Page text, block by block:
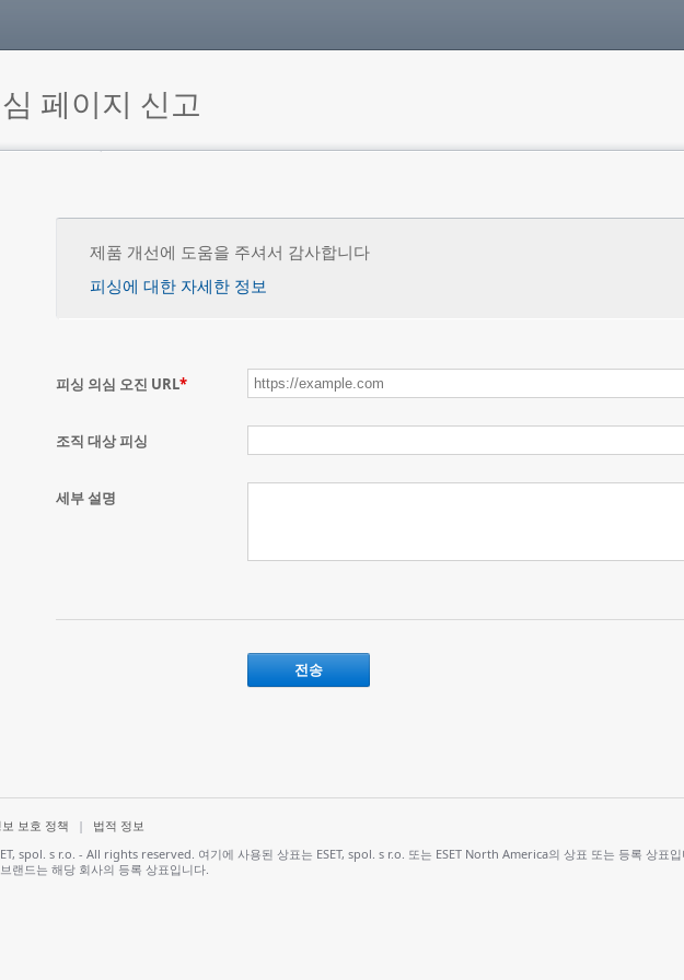
페이지 신고
제품 개선에 도움을 주셔서 감사합니다
피싱에 대한 자세한 정보
피싱 의심 오진 URL*
조직 대상 피싱
세부 설명
보호 정책 |
법적 정보
spol. s r.o. - All rights reserved. 여기에 사용된 상표는 ESET, spol. s r.o. 또는 ESET North America의 상표 또는 등록 상표
랜드는 해당 회사의 등록 상표입니다.